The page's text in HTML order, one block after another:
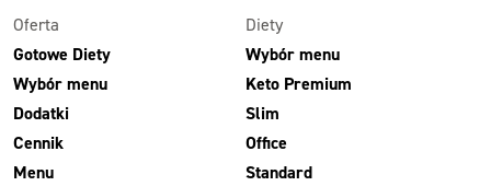
Oferta
Gotowe Diety
Wybór menu
Dodatki
Cennik
Menu
Diety
Wybór menu
Keto Premium
Slim
Office
Standard